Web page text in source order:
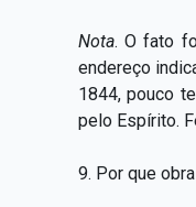
Nota. O fato
endereço
1844, pouco
pelo Espírito.
9. Por que